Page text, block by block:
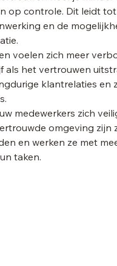
op controle. Dit leidt
en de
voelen zich meer
als het vertrouwen
klantrelaties en
medewerkers zich
omgeving zijn
en werken ze met
taken.